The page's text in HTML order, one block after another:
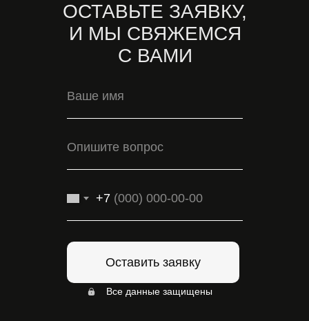
ОСТАВЬТЕ ЗАЯВКУ,
И МЫ СВЯЖЕМСЯ
С ВАМИ
+7
Оставить заявку
Все данные защищены